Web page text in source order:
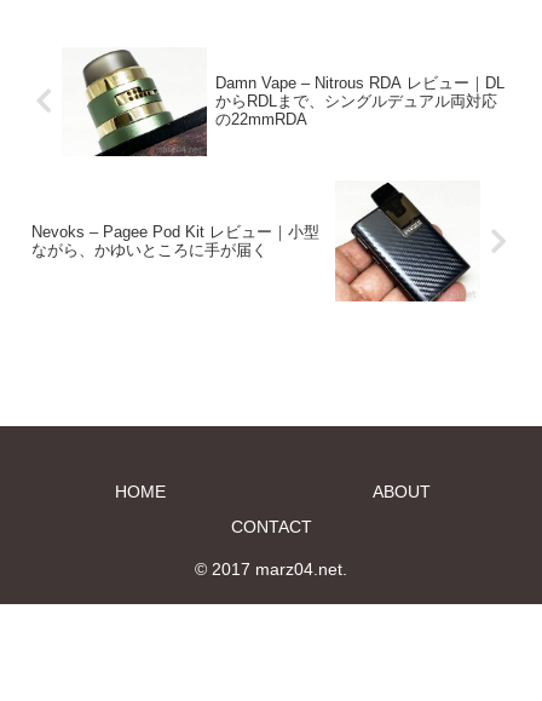
Damn Vape – Nitrous RDA レビュー｜DL
からRDLまで、シングルデュアル両対応
の22mmRDA
Nevoks – Pagee Pod Kit レビュー｜小型
ながら、かゆいところに手が届く
HOME
ABOUT
CONTACT
© 2017 marz04.net.